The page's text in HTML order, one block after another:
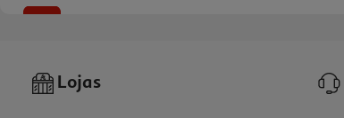
Lojas